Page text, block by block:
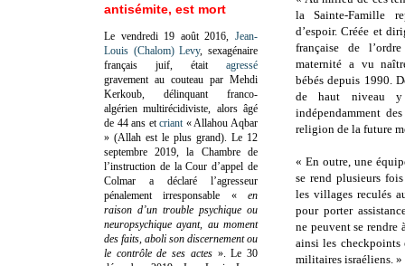
la Sainte-Famille
d’espoir. Créée et
française de
maternité a vu
bébés depuis 1990.
de haut niveau y
indépendamment
religion de la future
« En outre, une
se rend plusieurs
les villages reculés
pour porter
ne peuvent se rendre
ainsi les checkpoints
militaires israéliens. »
antisémite, est mort
Le vendredi 19 août 2016, Jean-
Louis (Chalom) Levy, sexagénaire
français juif, était agressé
gravement au couteau par Mehdi
Kerkoub, délinquant franco-
algérien multirécidiviste, alors âgé
de 44 ans etcriant « Allahou Aqbar
» (Allah est le plus grand). Le 12
septembre 2019, la Chambre de
l’instruction de la Cour d’appel de
Colmar a déclaré l’agresseur
pénalement irresponsable «en
raison d’un trouble psychique ou
neuropsychique ayant, au moment
des faits, aboli son discernement ou
le contrôle de ses actes». Le 30